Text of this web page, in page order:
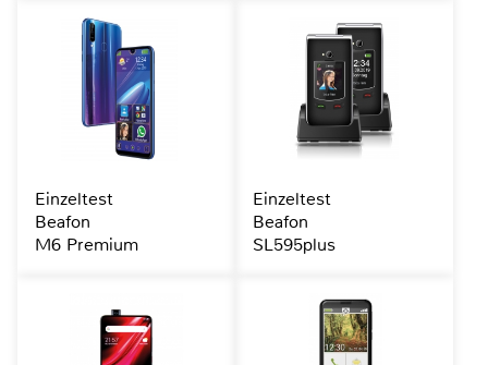
Einzeltest
Beafon
M6 Premium
Einzeltest
Beafon
SL595plus